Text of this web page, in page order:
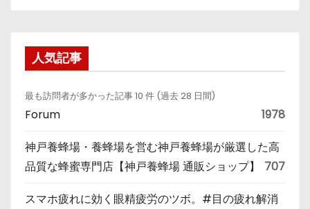
人気記事
最も訪問者が多かった記事 10 件 (過去 28 日間)
Forum 1978
神戸養蜂場・養蜂場を営む神戸養蜂場が厳選した高
品質な蜂蜜専門店【神戸養蜂場 通販ショップ】
707
スマホ疲れに効く眼精疲労のツボ。#目の疲れ解消